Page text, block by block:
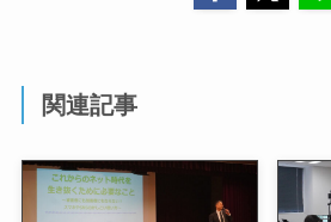
関連記事